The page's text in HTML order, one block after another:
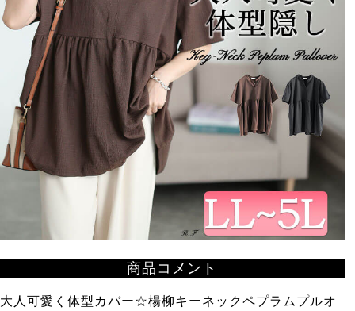
商品コメント
大人可愛く体型カバー☆楊柳キーネックペプラムプルオ